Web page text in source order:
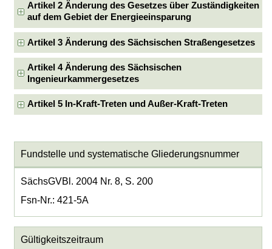
Artikel 2 Änderung des Gesetzes über Zuständigkeiten
auf dem Gebiet der Energieeinsparung
Artikel 3 Änderung des Sächsischen Straßengesetzes
Artikel 4 Änderung des Sächsischen
Ingenieurkammergesetzes
Artikel 5 In-Kraft-Treten und Außer-Kraft-Treten
Fundstelle und systematische Gliederungsnummer
SächsGVBl. 2004 Nr. 8, S. 200
Fsn-Nr.: 421-5A
Gültigkeitszeitraum